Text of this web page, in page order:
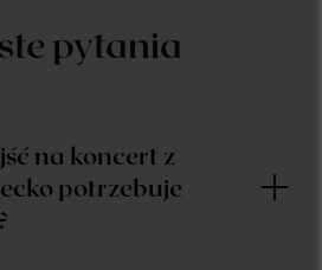
ste pytania
na koncert z
potrzebuje